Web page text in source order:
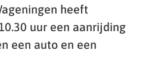
heeft
uur een aanrijding
een auto en een